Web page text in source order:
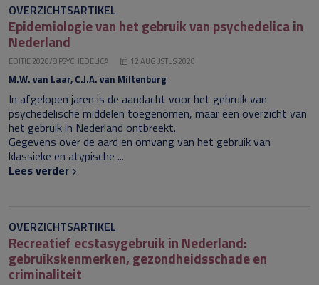
OVERZICHTSARTIKEL
Epidemiologie van het gebruik van psychedelica in
Nederland
EDITIE 2020/8 PSYCHEDELICA 12 AUGUSTUS 2020
M.W. van Laar, C.J.A. van Miltenburg
In afgelopen jaren is de aandacht voor het gebruik van
psychedelische middelen toegenomen, maar een overzicht van
het gebruik in Nederland ontbreekt.
Gegevens over de aard en omvang van het gebruik van
klassieke en atypische ...
Lees verder
OVERZICHTSARTIKEL
Recreatief ecstasygebruik in Nederland:
gebruikskenmerken, gezondheidsschade en
criminaliteit